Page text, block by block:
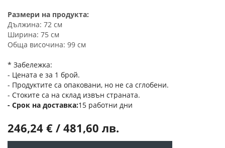
Размери на продукта:
Дължина: 72 см
Ширина: 75 см
Обща височина: 99 см
* Забележка:
- Цената е за 1 брой.
- Продуктите са опаковани, но не са сглобени.
- Стоките са на склад извън страната.
Срок на доставка 15 работни дни
246,24 € / 481,60 лв.